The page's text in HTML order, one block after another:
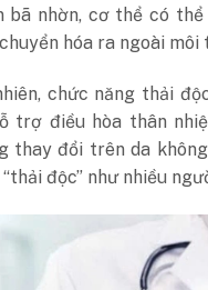
bã nhờn, cơ thể có
hóa ra ngoài môi
chức năng thải
trợ điều hòa thân
thay đổi trên da
độc” như nhiều